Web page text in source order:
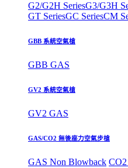
G2/G2H SeriesG3/G3H
GT SeriesGC SeriesCM
GBB 系統空氣槍
GBB GAS
GV2 系統空氣槍
GV2 GAS
GAS/CO2 無後座力空氣步槍
GAS Non Blowback